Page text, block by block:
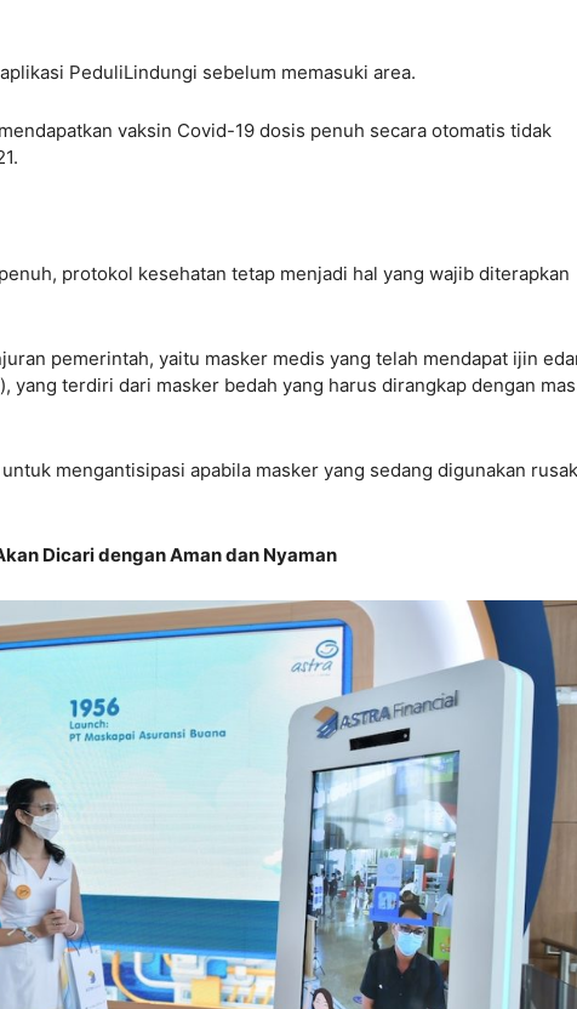
PeduliLindungi sebelum memasuki area.
vaksin Covid-19 dosis penuh secara otomatis tidak
protokol kesehatan tetap menjadi hal yang wajib diterapkan
pemerintah, yaitu masker medis yang telah mendapat ijin
yang terdiri dari masker bedah yang harus dirangkap dengan
mengantisipasi apabila masker yang sedang digunakan rusak
Dicari dengan Aman dan Nyaman